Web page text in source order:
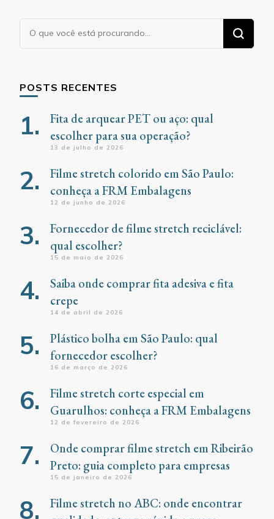
Procurando
algo?
POSTS RECENTES
Fita de arquear PET ou aço: qual
escolher para sua operação?
13 de julho de 2026
Filme stretch colorido em São Paulo:
conheça a FRM Embalagens
12 de junho de 2026
Fornecedor de filme stretch reciclável:
qual escolher?
15 de maio de 2026
Saiba onde comprar fita adesiva e fita
crepe
14 de abril de 2026
Plástico bolha em São Paulo: qual
fornecedor escolher?
16 de março de 2026
Filme stretch corte especial em
Guarulhos: conheça a FRM Embalagens
12 de fevereiro de 2026
Onde comprar filme stretch em Ribeirão
Preto: guia completo para empresas
15 de janeiro de 2026
Filme stretch no ABC: onde encontrar